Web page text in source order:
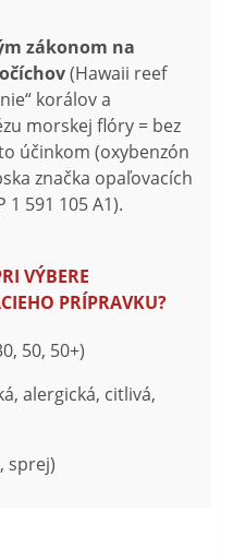
zákonom na
(Hawaii reef
korálov a
morskej flóry = bez
účinkom (oxybenzón
značka opaľovacích
1 591 105 A1).
VÝBERE
PRÍPRAVKU?
50, 50+)
alergická, citlivá,
sprej)